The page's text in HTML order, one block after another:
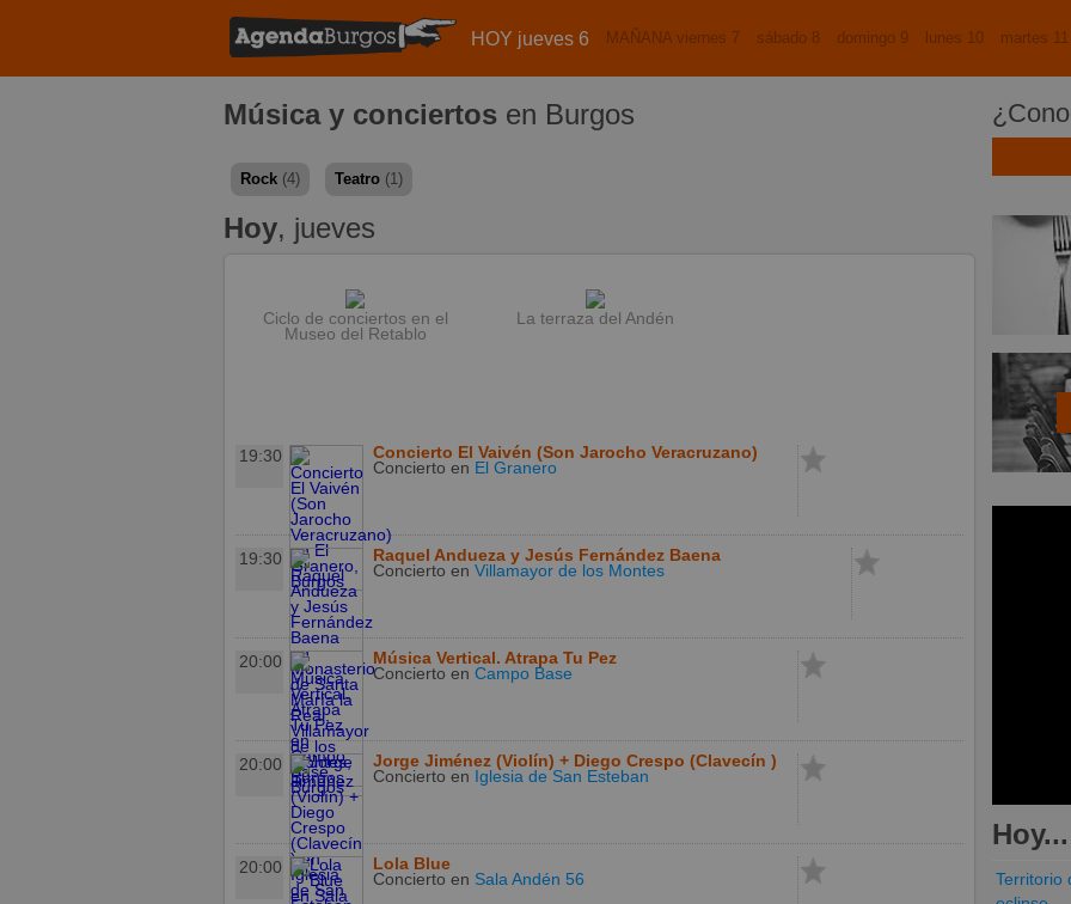
HOY jueves 6 MAÑANA viernes 7 sábado 8 domingo 9 lunes 10 martes 11
Música y conciertos en Burgos
Rock (4) Teatro (1)
Hoy, jueves
Ciclo de conciertos en el
Museo del Retablo
La terraza del Andén
19:30
Concierto El Vaivén (Son Jarocho Veracruzano)
Concierto en El Granero
19:30
Raquel Andueza y Jesús Fernández Baena
Concierto en Villamayor de los Montes
20:00
Música Vertical. Atrapa Tu Pez
Concierto en Campo Base
20:00
Jorge Jiménez (Violín) + Diego Crespo (Clavecín )
Concierto en Iglesia de San Esteban
20:00
Lola Blue
Concierto en Sala Andén 56
Hoy...
Territorio